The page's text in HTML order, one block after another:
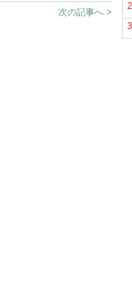
次の記事へ >